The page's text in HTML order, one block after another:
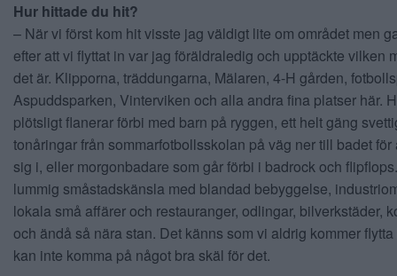
Hur hittade du hit?
– När vi först kom hit visste jag väldigt lite om området men
efter att vi flyttat in var jag föräldraledig och upptäckte vilken
det är. Klipporna, träddungarna, Mälaren, 4-H gården,
Aspuddsparken, Vinterviken och alla andra fina platser här.
plötsligt flanerar förbi med barn på ryggen, ett helt gäng
tonåringar från sommarfotbollsskolan på väg ner till badet för
sig i, eller morgonbadare som går förbi i badrock och
lummig småstadskänsla med blandad bebyggelse,
lokala små affärer och restauranger, odlingar, bilverkstäder,
och ändå så nära stan. Det känns som vi aldrig kommer
kan inte komma på något bra skäl för det.